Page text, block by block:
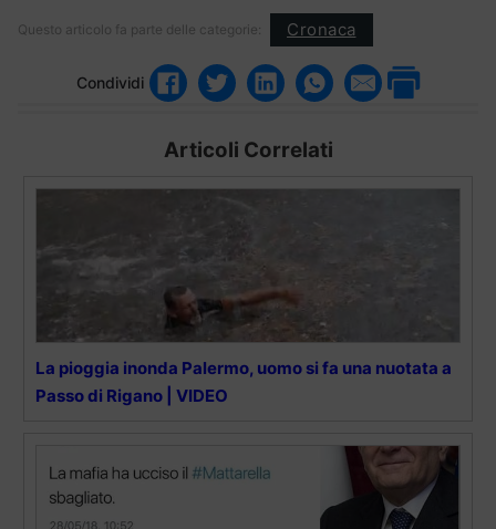
Questo articolo fa parte delle categorie: Cronaca
Condividi
Articoli Correlati
La pioggia inonda Palermo, uomo si fa una nuotata a
Passo di Rigano | VIDEO